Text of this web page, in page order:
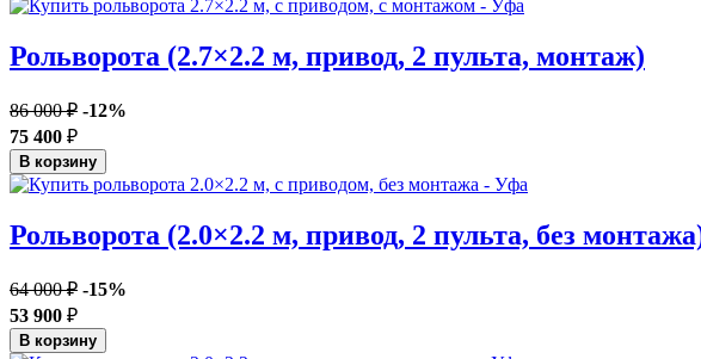
Рольворота (2.7×2.2 м, привод, 2 пульта, монтаж)
86 000 ₽ -12%
75 400 ₽
В корзину
Рольворота (2.0×2.2 м, привод, 2 пульта, без
64 000 ₽ -15%
53 900 ₽
В корзину